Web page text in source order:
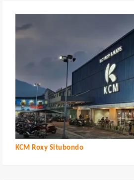
KCM Roxy Situbondo